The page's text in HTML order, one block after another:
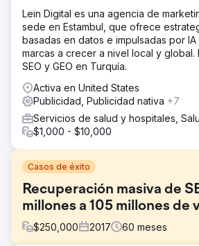
Lein Digital es una agencia de
sede en Estambul, que ofrece
basadas en datos e impulsadas por
marcas a crecer a nivel local y global.
SEO y GEO en Turquía.
Activa en United States
Publicidad, Publicidad nativa +7
Servicios de salud y hospitales,
$1,000 - $10,000
Casos de éxito
Recuperación masiva de
millones a 105 millones de
$250,000 2017 60 meses